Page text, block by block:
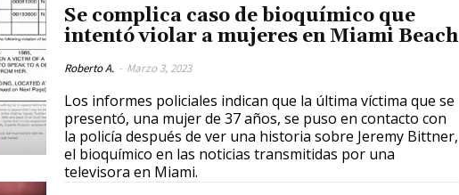
Se complica caso de bioquímico que
intentó violar a mujeres en Miami Beach
Roberto A. - Marzo 3, 2023
Los informes policiales indican que la última víctima que se
presentó, una mujer de 37 años, se puso en contacto con
la policía después de ver una historia sobre Jeremy Bittner,
el bioquímico en las noticias transmitidas por una
televisora en Miami.